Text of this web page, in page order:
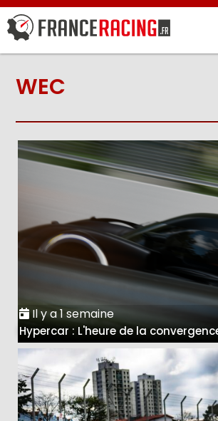
WEC
Il y a 1 semaine
Hypercar : L'heure de la